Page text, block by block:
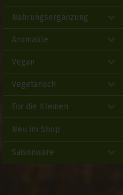
Nahrungsergänzung
Aromaöle
Vegan
Vegetarisch
Für die Kleinen
Neu im Shop
Saisonware